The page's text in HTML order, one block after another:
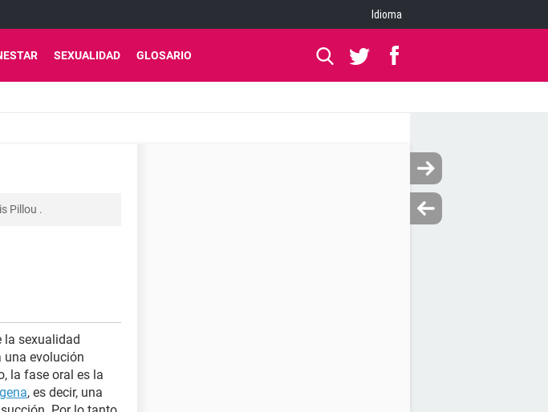
Idioma
SEXUALIDAD GLOSARIO
Pillou .
la sexualidad
una evolución
la fase oral es la
, es decir, una